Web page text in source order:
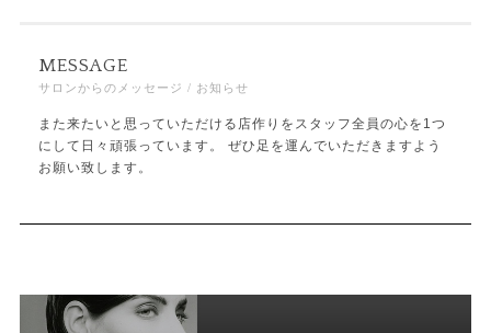
MESSAGE
サロンからのメッセージ / お知らせ
また来たいと思っていただける店作りをスタッフ全員の心を1つ
にして日々頑張っています。 ぜひ足を運んでいただきますよう
お願い致します。